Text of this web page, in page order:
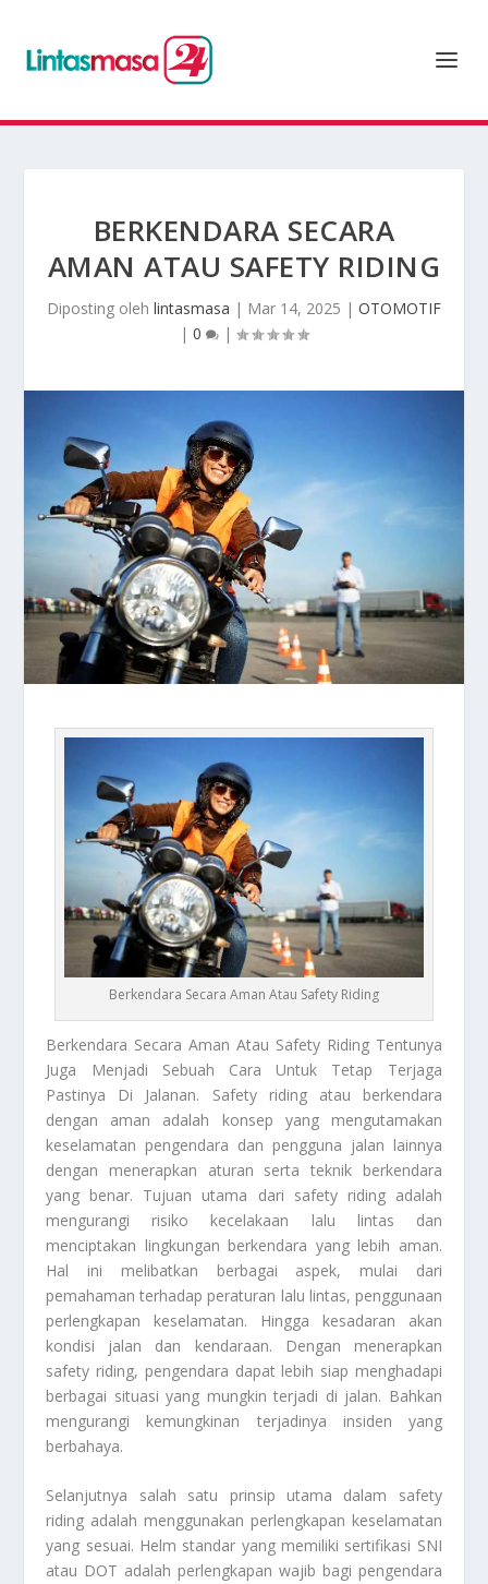
BERKENDARA SECARA
AMAN ATAU SAFETY RIDING
Diposting oleh lintasmasa | Mar 14, 2025 | OTOMOTIF
| 0 |
Berkendara Secara Aman Atau Safety Riding
Berkendara Secara Aman Atau Safety Riding Tentunya
Juga Menjadi Sebuah Cara Untuk Tetap Terjaga
Pastinya Di Jalanan. Safety riding atau berkendara
dengan aman adalah konsep yang mengutamakan
keselamatan pengendara dan pengguna jalan lainnya
dengan menerapkan aturan serta teknik berkendara
yang benar. Tujuan utama dari safety riding adalah
mengurangi risiko kecelakaan lalu lintas dan
menciptakan lingkungan berkendara yang lebih aman.
Hal ini melibatkan berbagai aspek, mulai dari
pemahaman terhadap peraturan lalu lintas, penggunaan
perlengkapan keselamatan. Hingga kesadaran akan
kondisi jalan dan kendaraan. Dengan menerapkan
safety riding, pengendara dapat lebih siap menghadapi
berbagai situasi yang mungkin terjadi di jalan. Bahkan
mengurangi kemungkinan terjadinya insiden yang
berbahaya.
Selanjutnya salah satu prinsip utama dalam safety
riding adalah menggunakan perlengkapan keselamatan
yang sesuai. Helm standar yang memiliki sertifikasi SNI
atau DOT adalah perlengkapan wajib bagi pengendara